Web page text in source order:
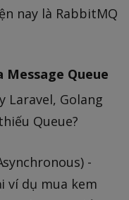
nay là RabbitMQ
Message Queue
Laravel, Golang
Queue?
-
ví dụ mua kem